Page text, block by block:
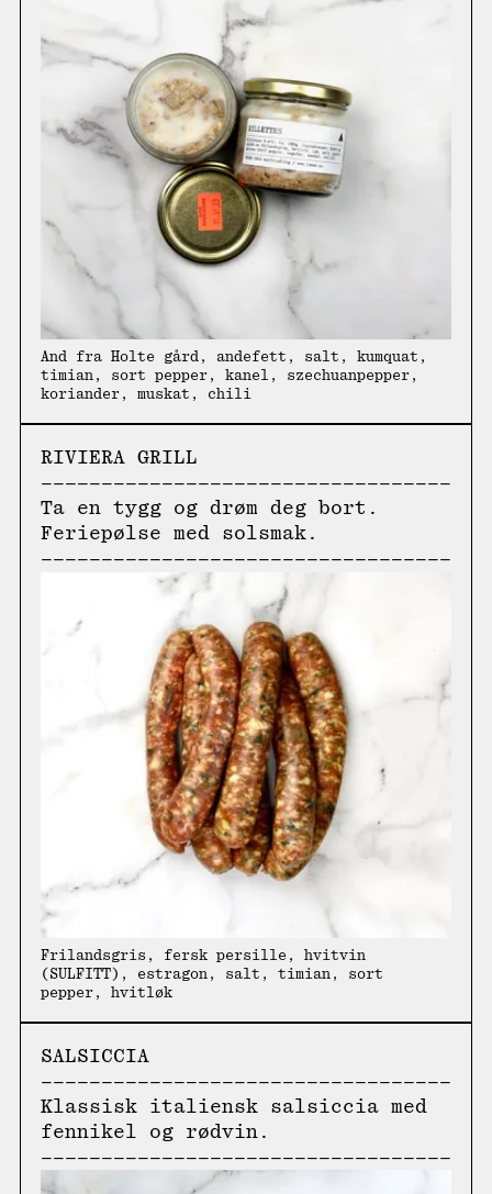
And fra Holte gård, andefett, salt, kumquat,
timian, sort pepper, kanel, szechuanpepper,
koriander, muskat, chili
RIVIERA GRILL
Ta en tygg og drøm deg bort.
Feriepølse med solsmak.
Frilandsgris, fersk persille, hvitvin
(SULFITT), estragon, salt, timian, sort
pepper, hvitløk
SALSICCIA
Klassisk italiensk salsiccia med
fennikel og rødvin.